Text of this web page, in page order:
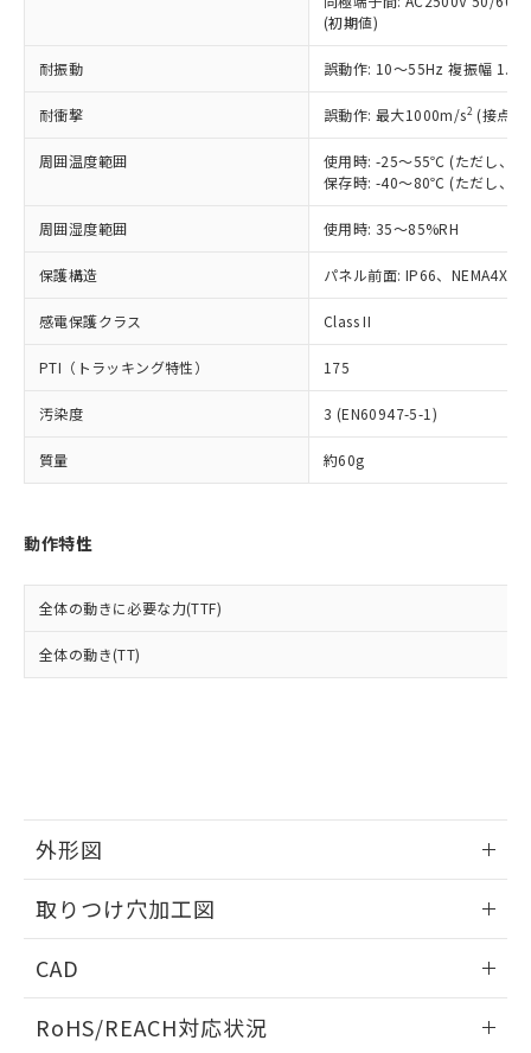
(初期値)
耐振動 誤動作: 10～55Hz 複振幅
耐衝撃 誤動作: 最大1000m/s2 (接点
周囲温度範囲
使用時: -25～55℃ (ただし、氷
保存時: -40～80℃ (ただし、氷
周囲湿度範囲 使用時: 35～85%RH
保護構造 パネル前面: IP66、NEMA4X,
感電保護クラス Class II
PTI（トラッキング特性） 175
汚染度 3 (EN60947-5-1)
質量 約60g
動作特性
全体の動きに必要な力(TTF)
全体の動き(TT)
外形図
取りつけ穴加工図
CAD
ドすることができます。
RoHS/REACH対応状況
在庫状況および標準価格照会結果は、
記載している更新日時点での社内デー
タに基づき作成されるものであり、閲
覧された時点での実際の在庫および標
準価格とは異なる場合があることをご
正式な納期状況および標準価格はお客
様のお取引先、またはお客様担当のオ
ムロン制御機器販売店・当社販売員に
オムロン制御機器販売店や当社販売拠
販売ネットワーク
」をご確認
在庫状況および標準価格結果を当社の
事前の承諾なく第三者に漏洩または開
示しないようお願いします。
マイパーツ機能（部品リスト作成サー
ビス）をご利用いただくには、I-Web
メンバーズにご登録されている必要が
あります。
品・サービスに関するお客様との取
引・商談に必要な範囲で利用すること
※当社の共同利用者とは、
の共同利用に関して"
の「1.共同利
鉛(Pb) 1000ppm以下、 水銀(Hg) 1000ppm以下、 カド
類(PBB) 1000ppm以下、ポリ臭化ジフェニルエーテル類
(PBDE) 1000ppm以下、フタル酸ビス(2-エチルヘキシ
ル) (DEHP)(別名：DOP) 1000ppm以下、フタル酸ブチ
ルベンジル（BBP） 1000ppm以下、フタル酸ジブチル
（DBP） 1000ppm以下、フタル酸ジイソブチル
但し、RoHS指令で産業用監視および制御機器に対する
図的な使用がないことを確認しています。
部品在庫の切り替え状況などにより、予定
月が前後することがあります。
とができます。
EU RoHS指令（10物質）の非含有証明書
51物質の非含有証明書（当社基準）
荷製品に未対応品が混在することから備考
欄に対応日を記載しておりました。
既に当社にて対応品への在庫切替を完了
していることから、特段のことがない限
り、2022年1月12日より割愛しておりま
*中国RoHS10物質の基準値 (GB/T26572)：
Pb(鉛) :1000ppm、 Hg(水銀) : 1000ppm、 Cd(カドミウ
Cr(Ⅵ)(六価クロム) : 1000ppm、 PBBs(ポリ臭化ビフェ
ニル類) : 1000ppm、 PBDEs(ポリ臭化ジフェニルエーテ
ル類) : 1000ppm、
DBP(フタル酸ジブチル) : 1000ppm、 DIBP(フタル酸ジ
イソブチル) : 1000ppm、 BBP(フタル酸ブチルベンジ
DEHP(フタル酸ビス(2-エチルヘキシル)) : 1000ppm
「ｅ」：有害物質（10物質）のすべてが基
準値以下であることを示します。
「10」：通常の使用状況下において有害物
質が外部に漏えいし、環境に深刻な影響を
及ぼさない年数を意味します。
「－」：未確認です。当社販売部門へお問
（以下｢規制貨物等」という）を輸出
または国外への提供する場合は、日本
国政府の輸出許可(または役務取引許
可)を取得するなどの必要な手続きを
当社は規制貨物を破棄する場合は、完
全に破砕するなど、違法に輸出されな
いよう必要な手段を講じます。
当社は貴社製品を、核兵器、ミサイ
ル、化学兵器、生物兵器またはその他
武器並びにこれらの製造装置等に一切
当社は、貴社製品を第三者に販売する
場合は、上記1、2および3の内容を当
該第三者に通知します。また当社は、
販売先および販売に係わる関係者が違
法に輸出するおそれがある場合は、取
り引きをいたしません。
合意する
一定数以上の在庫あり
一定数には満たないが在庫あり
在庫なし(最新の在庫状況につ
いては、お客様のお取引先、ま
たはお客様担当のオムロン制御
機器販売店・当社販売員にご確
認ください)
受注生産機種、また在庫状況の
情報を公開していない機種